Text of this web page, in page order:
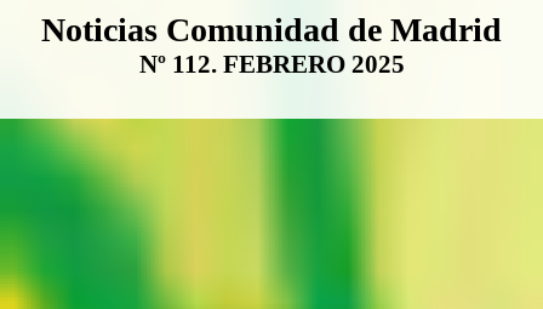
Boletín Noticias Comunidad de
Noticias Comunidad de Madrid
Nº 112. FEBRERO 2025